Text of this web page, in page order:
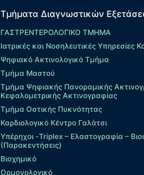
Τμήματα Διαγνωστικών
ΓΑΣΤΡΕΝΤΕΡΟΛΟΓΙΚΟ ΤΜΗΜΑ
Ιατρικές και Νοσηλευτικές Υπηρεσίες
Ψηφιακό Ακτινολογικό Τμήμα
Τμήμα Μαστού
Τμήμα Ψηφιακής Πανοραμικής
Κεφαλομετρικής Ακτινογραφίας
Τμήμα Οστικής Πυκνότητας
Καρδιολογικό Κέντρο Γαλάτσι
Υπέρηχοι -Triplex – Eλαστογραφία –
(Παρακεντήσεις)
Βιοχημικό
Ορμονολογικό